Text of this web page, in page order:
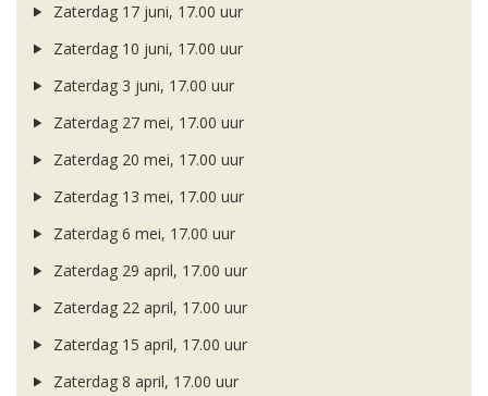
Zaterdag 17 juni, 17.00 uur
Zaterdag 10 juni, 17.00 uur
Zaterdag 3 juni, 17.00 uur
Zaterdag 27 mei, 17.00 uur
Zaterdag 20 mei, 17.00 uur
Zaterdag 13 mei, 17.00 uur
Zaterdag 6 mei, 17.00 uur
Zaterdag 29 april, 17.00 uur
Zaterdag 22 april, 17.00 uur
Zaterdag 15 april, 17.00 uur
Zaterdag 8 april, 17.00 uur